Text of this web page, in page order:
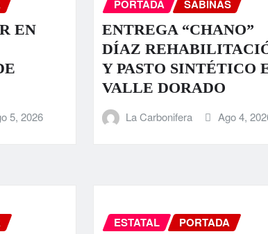
EN
5, 2026
PORTADA SABINAS
ENTREGA “CHANO”
DÍAZ
Y PASTO SINTÉTICO
VALLE DORADO
La Carbonifera Ago 4,
ESTATAL PORTADA